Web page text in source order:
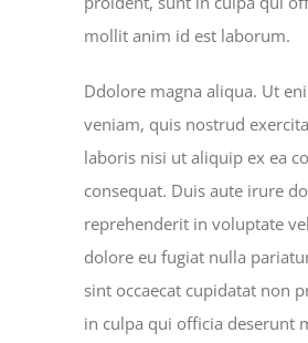
mollit anim id est laborum.
Ddolore magna aliqua. Ut
veniam, quis nostrud
laboris nisi ut aliquip ex ea
consequat. Duis aute irure
reprehenderit in voluptate
dolore eu fugiat nulla
sint occaecat cupidatat non
in culpa qui officia deserunt